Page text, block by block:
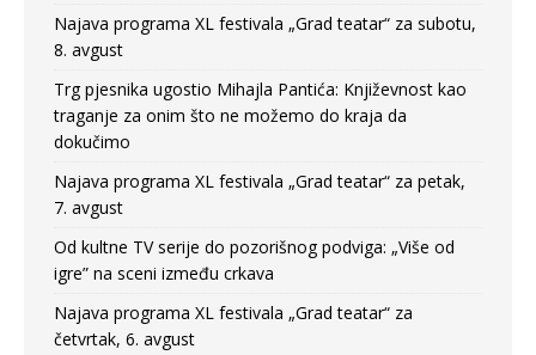
Najava programa XL festivala „Grad teatar“ za subotu,
8. avgust
Trg pjesnika ugostio Mihajla Pantića: Književnost kao
traganje za onim što ne možemo do kraja da
dokučimo
Najava programa XL festivala „Grad teatar“ za petak,
7. avgust
Od kultne TV serije do pozorišnog podviga: „Više od
igre” na sceni između crkava
Najava programa XL festivala „Grad teatar“ za
četvrtak, 6. avgust